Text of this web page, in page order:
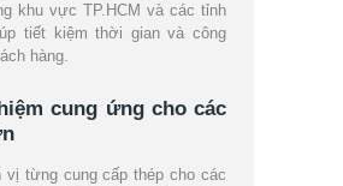
khu vực TP.HCM và các tỉnh
tiết kiệm thời gian và công
hàng.
cung ứng cho các
vị từng cung cấp thép cho các